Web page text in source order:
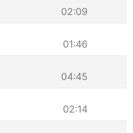
02:09
01:46
04:45
02:14